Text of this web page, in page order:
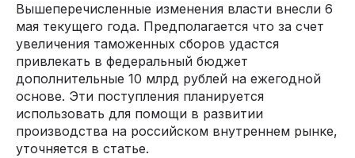
Вышеперечисленные изменения власти внесли 6
мая текущего года. Предполагается что за счет
увеличения таможенных сборов удастся
привлекать в федеральный бюджет
дополнительные 10 млрд рублей на ежегодной
основе. Эти поступления планируется
использовать для помощи в развитии
производства на российском внутреннем рынке,
уточняется в статье.